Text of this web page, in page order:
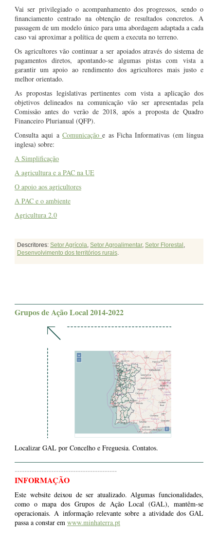
Vai ser privilegiado o acompanhamento dos progressos, sendo o
financiamento centrado na obtenção de resultados concretos. A
passagem de um modelo único para uma abordagem adaptada a cada
caso vai aproximar a política de quem a executa no terreno.
Os agricultores vão continuar a ser apoiados através do sistema de
pagamentos diretos, apontando-se algumas pistas com vista a
garantir um apoio ao rendimento dos agricultores mais justo e
melhor orientado.
As propostas legislativas pertinentes com vista a aplicação dos
objetivos delineados na comunicação vão ser apresentadas pela
Comissão antes do verão de 2018, após a proposta de Quadro
Financeiro Plurianual (QFP).
Consulta aqui a Comunicaçãoe as Ficha Informativas (em língua
inglesa) sobre:
A Simplificação
A agricultura e a PAC na UE
O apoio aos agricultores
A PAC e o ambiente
Agricultura 2.0
Descritores: Setor Agrícola, Setor Agroalimentar, Setor Florestal ,
Desenvolvimento dos territórios rurais.
Grupos de Ação Local 2014-2022
Localizar GAL por Concelho e Freguesia. Contatos.
------------------------------------------
INFORMAÇÃO
Este website deixou de ser atualizado. Algumas funcionalidades,
como o mapa dos Grupos de Ação Local (GAL), mantêm-se
operacionais. A informação relevante sobre a atividade dos GAL
passa a constar em www.minhaterra.pt